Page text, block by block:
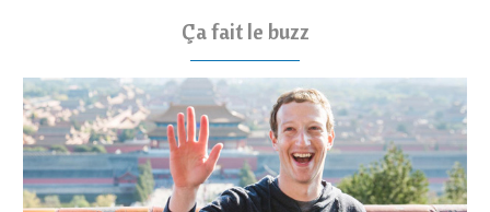
Ça fait le buzz